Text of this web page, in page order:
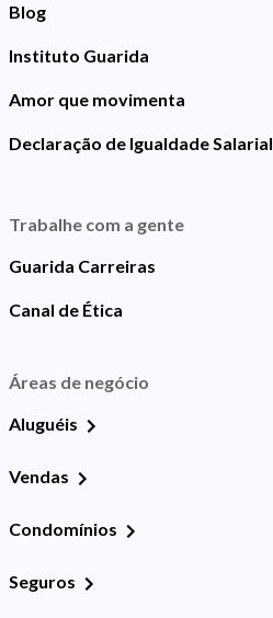
Blog
Instituto Guarida
Amor que movimenta
Declaração de Igualdade Salarial
Trabalhe com a gente
Guarida Carreiras
Canal de Ética
Áreas de negócio
Aluguéis
Vendas
Condomínios
Seguros